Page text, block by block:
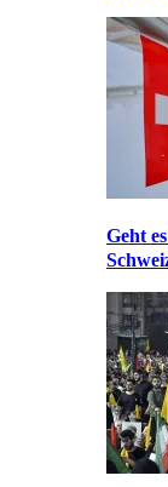
Geht